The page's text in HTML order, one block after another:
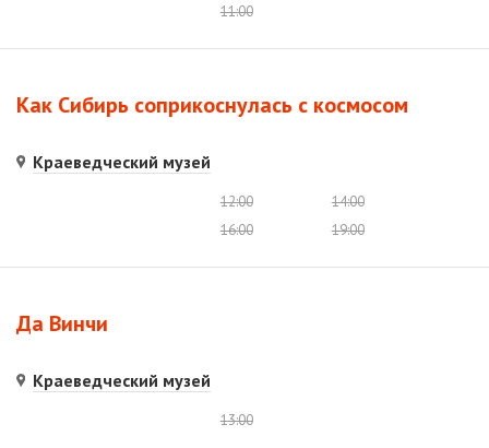
11:00
Как Сибирь соприкоснулась с космосом
Краеведческий музей
12:00
14:00
16:00
19:00
Да Винчи
Краеведческий музей
13:00